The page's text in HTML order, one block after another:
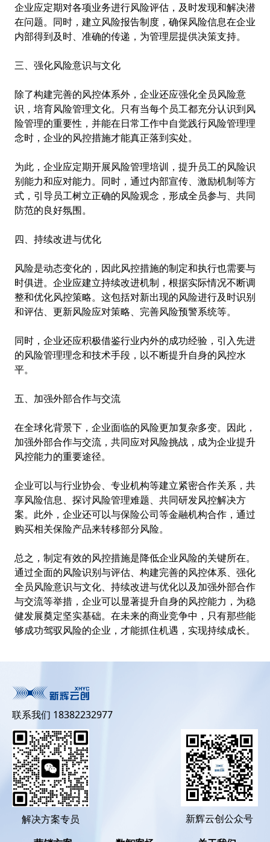
企业应定期对各项业务进行风险评估，及时发现和解决潜
在问题。同时，建立风险报告制度，确保风险信息在企业
内部得到及时、准确的传递，为管理层提供决策支持。
三、强化风险意识与文化
除了构建完善的风控体系外，企业还应强化全员风险意
识，培育风险管理文化。只有当每个员工都充分认识到风
险管理的重要性，并能在日常工作中自觉践行风险管理理
念时，企业的风控措施才能真正落到实处。
为此，企业应定期开展风险管理培训，提升员工的风险识
别能力和应对能力。同时，通过内部宣传、激励机制等方
式，引导员工树立正确的风险观念，形成全员参与、共同
防范的良好氛围。
四、持续改进与优化
风险是动态变化的，因此风控措施的制定和执行也需要与
时俱进。企业应建立持续改进机制，根据实际情况不断调
整和优化风控策略。这包括对新出现的风险进行及时识别
和评估、更新风险应对策略、完善风险预警系统等。
同时，企业还应积极借鉴行业内外的成功经验，引入先进
的风险管理理念和技术手段，以不断提升自身的风控水
平。
五、加强外部合作与交流
在全球化背景下，企业面临的风险更加复杂多变。因此，
加强外部合作与交流，共同应对风险挑战，成为企业提升
风控能力的重要途径。
企业可以与行业协会、专业机构等建立紧密合作关系，共
享风险信息、探讨风险管理难题、共同研发风控解决方
案。此外，企业还可以与保险公司等金融机构合作，通过
购买相关保险产品来转移部分风险。
总之，制定有效的风控措施是降低企业风险的关键所在。
通过全面的风险识别与评估、构建完善的风控体系、强化
全员风险意识与文化、持续改进与优化以及加强外部合作
与交流等举措，企业可以显著提升自身的风控能力，为稳
健发展奠定坚实基础。在未来的商业竞争中，只有那些能
够成功驾驭风险的企业，才能抓住机遇，实现持续成长。
联系我们 18382232977
解决方案专员
新辉云创公众号